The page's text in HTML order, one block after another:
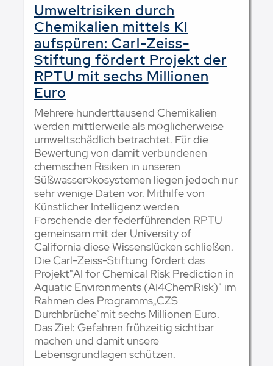
Umweltrisiken durch
Chemikalien mittels KI
aufspüren: Carl-Zeiss-
Stiftung fördert Projekt der
RPTU mit sechs Millionen
Euro
Mehrere hunderttausend Chemikalien
werden mittlerweile als möglicherweise
umweltschädlich betrachtet. Für die
Bewertung von damit verbundenen
chemischen Risiken in unseren
Süßwasserökosystemen liegen jedoch nur
sehr wenige Daten vor. Mithilfe von
Künstlicher Intelligenz werden
Forschende der federführenden RPTU
gemeinsam mit der University of
California diese Wissenslücken schließen.
Die Carl-Zeiss-Stiftung fördert das
Projekt"AI for Chemical Risk Prediction in
Aquatic Environments (AI4ChemRisk)" im
Rahmen des Programms„CZS
Durchbrüche“mit sechs Millionen Euro.
Das Ziel: Gefahren frühzeitig sichtbar
machen und damit unsere
Lebensgrundlagen schützen.